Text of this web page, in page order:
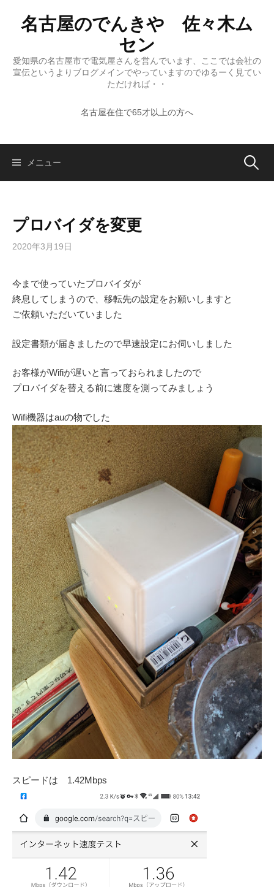
プ
名古屋のでんきや 佐々木ム
セン
愛知県の名古屋市で電気屋さんを営んでいます、ここでは会社の
宣伝というよりブログメインでやっていますのでゆるーく見てい
ただければ・・
名古屋在住で65才以上の方へ
メニュー 検
プロバイダを変更
2020年3月19日
今まで使っていたプロバイダが
終息してしまうので、移転先の設定をお願いしますと
ご依頼いただいていました
設定書類が届きましたので早速設定にお伺いしました
お客様がWifiが遅いと言っておられましたので
プロバイダを替える前に速度を測ってみましょう
Wifi機器はauの物でした
スピードは 1.42Mbps